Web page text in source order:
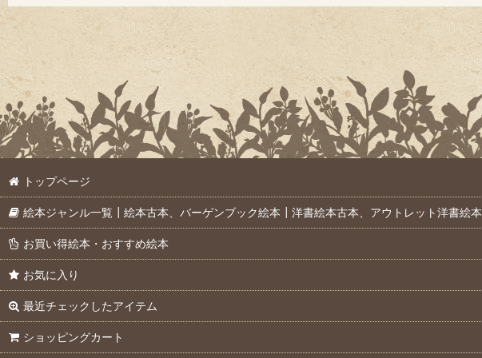
トップページ
絵本ジャンル一覧┃絵本古本、バーゲンブック絵本┃洋書絵本古本、アウトレット洋書絵本
お買い得絵本・おすすめ絵本
お気に入り
最近チェックしたアイテム
ショッピングカート